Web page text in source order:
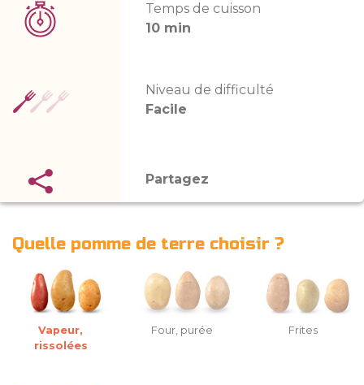
Temps de cuisson
10 min
Niveau de difficulté
Facile
Partagez
Quelle pomme de terre choisir ?
Vapeur,
rissolées
Four, purée Frites